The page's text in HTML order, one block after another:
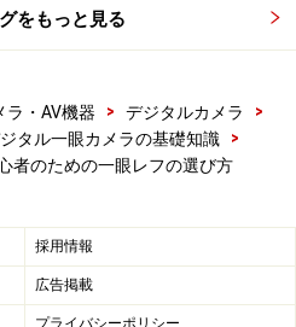
をもっと見る
ラ・AV機器 > デジタルカメラ
>
タル一眼カメラの基礎知識
>
者のための一眼レフの選び方
採用情報
広告掲載
プライバシーポリシー